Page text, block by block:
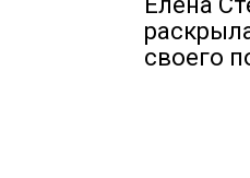
своего